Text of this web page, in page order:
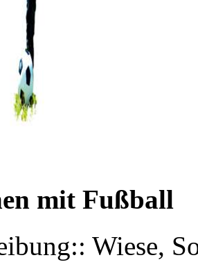
mit Fußball
Wiese,